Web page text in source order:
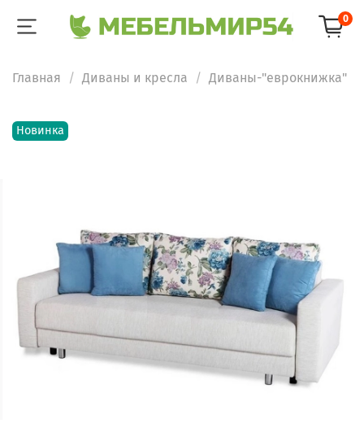
0
Главная Диваны и кресла Диваны-"еврокнижка"
Новинка